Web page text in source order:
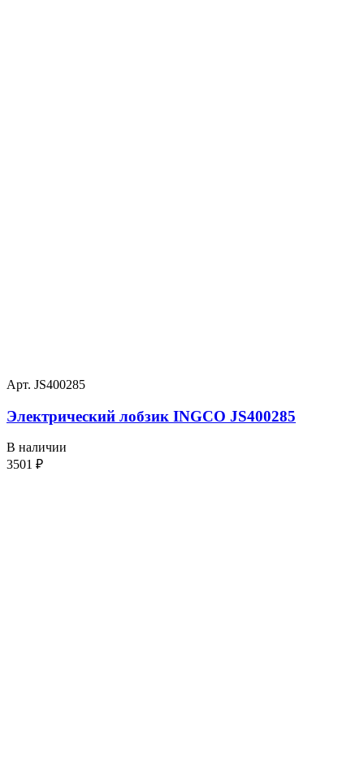
Арт. JS400285
Электрический лобзик INGCO JS400285
В наличии
3501 ₽